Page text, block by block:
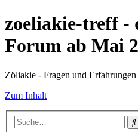
zoeliakie-treff -
Forum ab Mai
Zöliakie - Fragen und Erfahrungen
Zum Inhalt